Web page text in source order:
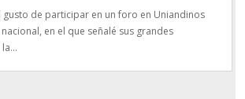
gusto de participar en un foro en Uniandinos
en el que señalé sus grandes